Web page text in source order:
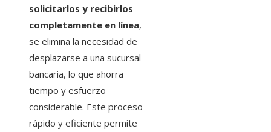
solicitarlos y recibirlos
completamente en línea,
se elimina la necesidad de
desplazarse a una sucursal
bancaria, lo que ahorra
tiempo y esfuerzo
considerable. Este proceso
rápido y eficiente permite